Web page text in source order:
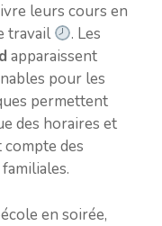
leurs cours en
travail
. Les
apparaissent
pour les
permettent
des horaires et
des
en soirée,